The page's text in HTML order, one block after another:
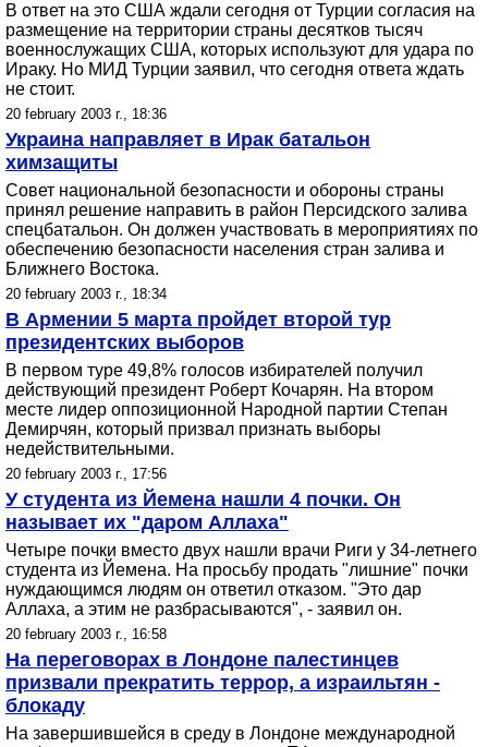
В ответ на это США ждали сегодня от Турции согласия на
размещение на территории страны десятков тысяч
военнослужащих США, которых используют для удара по
Ираку. Но МИД Турции заявил, что сегодня ответа ждать
не стоит.
20 february 2003 г., 18:36
Украина направляет в Ирак батальон
химзащиты
Совет национальной безопасности и обороны страны
принял решение направить в район Персидского залива
спецбатальон. Он должен участвовать в мероприятиях по
обеспечению безопасности населения стран залива и
Ближнего Востока.
20 february 2003 г., 18:34
В Армении 5 марта пройдет второй тур
президентских выборов
В первом туре 49,8% голосов избирателей получил
действующий президент Роберт Кочарян. На втором
месте лидер оппозиционной Народной партии Степан
Демирчян, который призвал признать выборы
недействительными.
20 february 2003 г., 17:56
У студента из Йемена нашли 4 почки. Он
называет их "даром Аллаха"
Четыре почки вместо двух нашли врачи Риги у 34-летнего
студента из Йемена. На просьбу продать "лишние" почки
нуждающимся людям он ответил отказом. "Это дар
Аллаха, а этим не разбрасываются", - заявил он.
20 february 2003 г., 16:58
На переговорах в Лондоне палестинцев
призвали прекратить террор, а израильтян -
блокаду
На завершившейся в среду в Лондоне международной